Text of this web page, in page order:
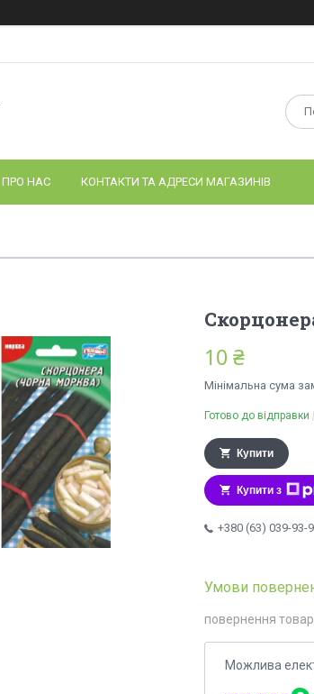
ПРО НАС КОНТАКТИ ТА АДРЕСИ МАГАЗИНІВ
10 ₴
Мінімальна сума
Готово до відправки
Купити
Купити з
+380 (63) 039-93-
повернення